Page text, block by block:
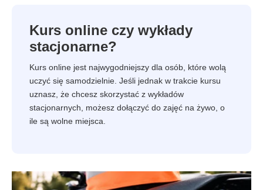
Kurs online czy wykłady
stacjonarne?
Kurs online jest najwygodniejszy dla osób, które wolą
uczyć się samodzielnie. Jeśli jednak w trakcie kursu
uznasz, że chcesz skorzystać z wykładów
stacjonarnych, możesz dołączyć do zajęć na żywo, o
ile są wolne miejsca.